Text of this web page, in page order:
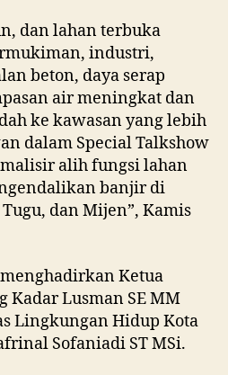
dan lahan terbuka
industri,
beton, daya serap
air meningkat dan
ke kawasan yang lebih
dalam Special Talkshow
alih fungsi lahan
banjir di
dan Mijen”, Kamis
Ketua
Kadar Lusman SE MM
Lingkungan Hidup Kota
Sofaniadi ST MSi.